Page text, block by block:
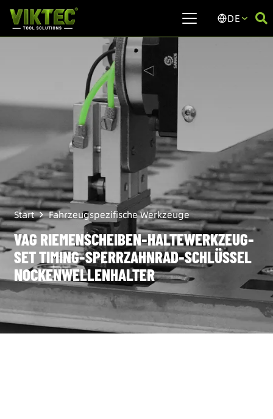
DE
Start Fahrzeugspezifische Werkzeuge
VAG RIEMENSCHEIBEN-HALTEWERKZEUG-
SET TIMING-SPERRZAHNRAD-SCHLÜSSEL
NOCKENWELLENHALTER